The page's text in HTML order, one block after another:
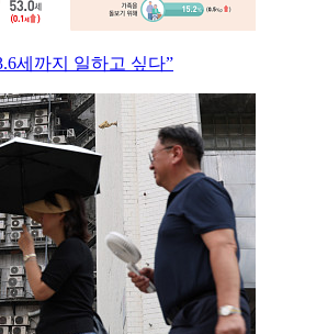
세까지 일하고 싶다”